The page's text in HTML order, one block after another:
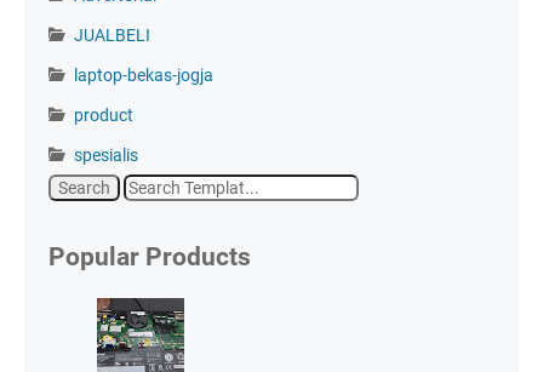
JUALBELI
laptop-bekas-jogja
product
spesialis
Popular Products